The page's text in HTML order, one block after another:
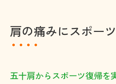
肩の痛みにスポー
五十肩からスポーツ復帰を